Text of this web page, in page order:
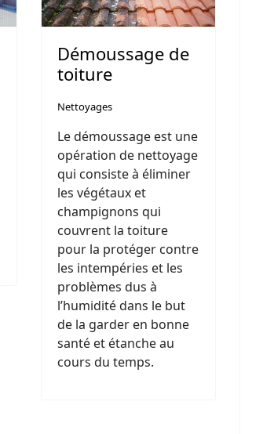
Démoussage de
toiture
Nettoyages
Le démoussage est une
opération de nettoyage
qui consiste à éliminer
les végétaux et
champignons qui
couvrent la toiture
pour la protéger contre
les intempéries et les
problèmes dus à
l’humidité dans le but
de la garder en bonne
santé et étanche au
cours du temps.